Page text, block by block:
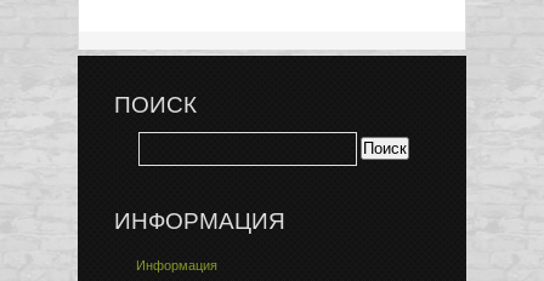
ПОИСК
ИНФОРМАЦИЯ
Информация